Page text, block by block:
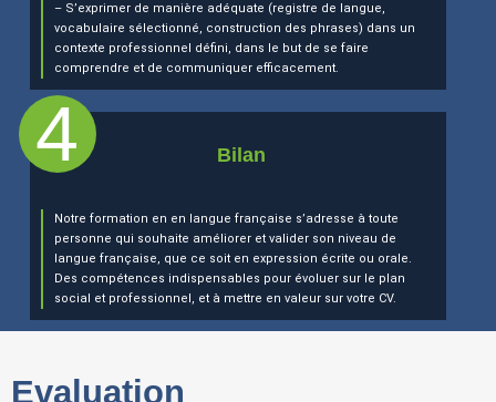
– S’exprimer de manière adéquate (registre de langue,
vocabulaire sélectionné, construction des phrases) dans un
contexte professionnel défini, dans le but de se faire
comprendre et de communiquer efficacement.
Bilan
Notre formation en en langue française s’adresse à toute
personne qui souhaite améliorer et valider son niveau de
langue française, que ce soit en expression écrite ou orale.
Des compétences indispensables pour évoluer sur le plan
social et professionnel, et à mettre en valeur sur votre CV.
Evaluation